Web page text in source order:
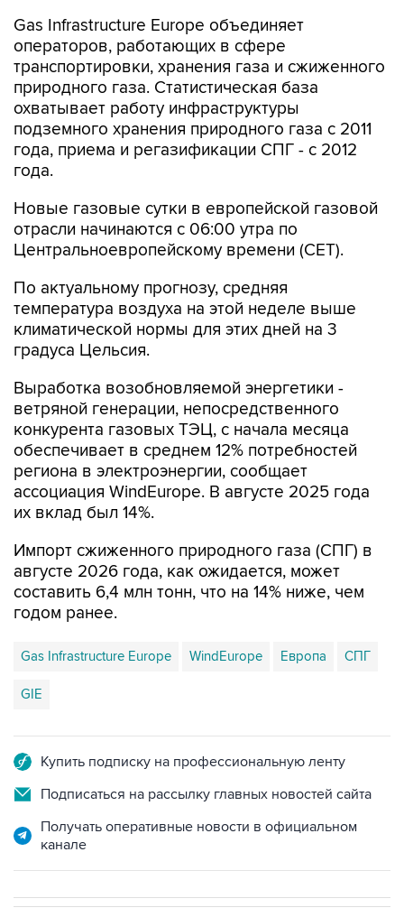
Gas Infrastructure Europe объединяет
операторов, работающих в сфере
транспортировки, хранения газа и сжиженного
природного газа. Статистическая база
охватывает работу инфраструктуры
подземного хранения природного газа с 2011
года, приема и регазификации СПГ - с 2012
года.
Новые газовые сутки в европейской газовой
отрасли начинаются c 06:00 утра по
Центральноевропейскому времени (CET).
По актуальному прогнозу, средняя
температура воздуха на этой неделе выше
климатической нормы для этих дней на 3
градуса Цельсия.
Выработка возобновляемой энергетики -
ветряной генерации, непосредственного
конкурента газовых ТЭЦ, с начала месяца
обеспечивает в среднем 12% потребностей
региона в электроэнергии, сообщает
ассоциация WindEurope. В августе 2025 года
их вклад был 14%.
Импорт сжиженного природного газа (СПГ) в
августе 2026 года, как ожидается, может
составить 6,4 млн тонн, что на 14% ниже, чем
годом ранее.
Gas Infrastructure Europe WindEurope Европа СПГ
GIE
Купить подписку на профессиональную ленту
Подписаться на рассылку главных новостей сайта
Получать оперативные новости в официальном
канале